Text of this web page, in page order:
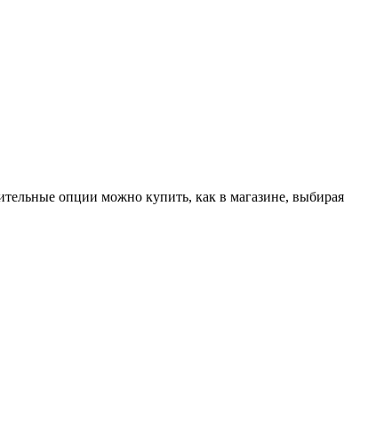
опции можно купить, как в магазине, выбирая